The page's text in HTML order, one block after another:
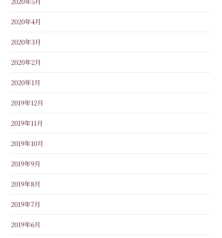
2020年4月
2020年3月
2020年2月
2020年1月
2019年12月
2019年11月
2019年10月
2019年9月
2019年8月
2019年7月
2019年6月